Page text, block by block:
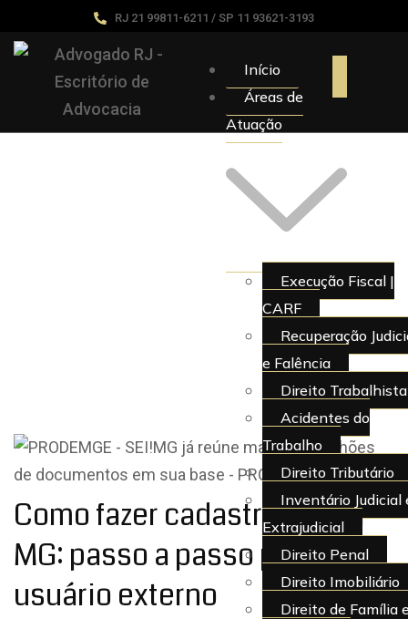
RJ 21 99811-6211 / SP 11 93621-3193
Início
Áreas de
Atuação
Execução Fiscal |
CARF
Recuperação
e Falência
Direito Trabalhista
Acidentes do
Trabalho
Direito Tributário
Inventário Judicial
Extrajudicial
Direito Penal
Direito Imobiliário
Direito de Família
Como fazer cadastro no SEI
MG: passo a passo para
usuário externo